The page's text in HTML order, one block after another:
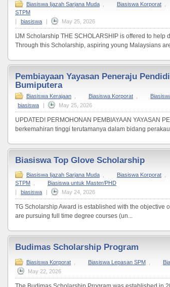
Biasiswa Ijazah Sarjana Muda Biasiswa Korporat
STPM
|
biasiswa | May 25, 2026
IJM Scholarship THE SCHOLARSHIP is offered to help
Through this Scholarship, aspiring young Malaysians are
Pembiayaan Yayasan Peneraju
Bumiputera
Biasiswa Kerajaan Biasiswa Korporat
biasiswa
| May 25, 2026
UPDATED! PERMOHONAN PEMBIAYAAN YAYASAN
berkemahiran tinggi terutamanya dalam bidang
Biasiswa Top Glove Scholarship
Biasiswa Ijazah Sarjana Muda Biasiswa Korporat
STPM
Biasiswa untuk Master/PHD
|
biasiswa | May 24, 2026
TG Scholarship Award is established with the objective
are pursuing full time degree courses (un...
Budimas Scholarship Program
Biasiswa Korporat Biasiswa Lepasan SPM
May 22, 2026